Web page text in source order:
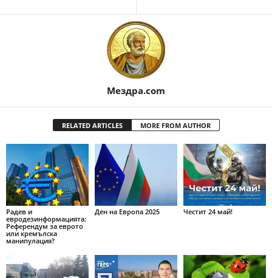
Мездра.com
RELATED ARTICLES MORE FROM AUTHOR
Радев и
евродезинформацията:
Референдум за еврото
или кремълска
манипулация?
Ден на Европа 2025 Честит 24 май!